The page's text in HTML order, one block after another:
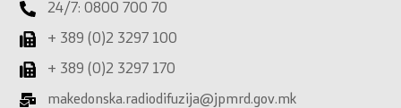
24/7: 0800 700 70
+ 389 (0)2 3297 100
+ 389 (0)2 3297 170
makedonska.radiodifuzija@jpmrd.gov.mk